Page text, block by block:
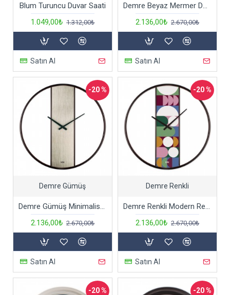
Blum Turuncu Duvar Saati
1.049,00₺ 1.312,00₺
Satın Al
Demre Beyaz Mermer Desen Metal Duvar Saati
2.136,00₺ 2.670,00₺
Satın Al
-20 %
Demre Gümüş
Demre Gümüş Minimalist Tasarım Metal Duvar Saati
2.136,00₺ 2.670,00₺
Satın Al
-20 %
Demre Renkli
Demre Renkli Modern Renkli Dekoratif Duvar Saati
2.136,00₺ 2.670,00₺
Satın Al
-20 % -20 %